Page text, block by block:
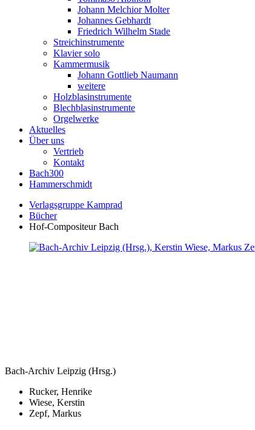
Johann Melchior Molter
Johannes Gebhardt
Friedrich Wilhelm Stade
Streichinstrumente
Klavier solo
Kammermusik
Johann Gottlieb Naumann
weitere
Holzblasinstrumente
Blechblasinstrumente
Orgelwerke
Aktuelles
Über uns
Vertrieb
Kontakt
Bach300
Hammerschmidt
Verlagsgruppe Kamprad
Bücher
Hof-Compositeur Bach
Bach-Archiv Leipzig (Hrsg.)
Rucker, Henrike
Wiese, Kerstin
Zepf, Markus